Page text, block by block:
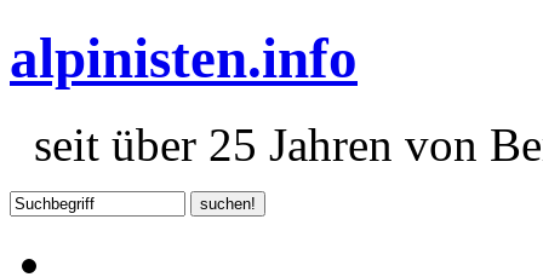
alpinisten.info
seit über 25 Jahren von